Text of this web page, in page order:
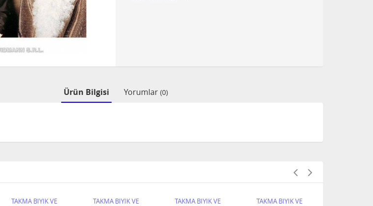
Ürün Bilgisi Yorumlar (0)
TAKMA BIYIK VE
TAKMA BIYIK VE
TAKMA BIYIK VE
TAKMA BIYIK VE